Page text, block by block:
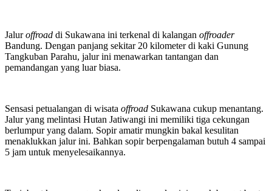
Jaluroffroad di Sukawana ini terkenal di kalangan offroader
Bandung. Dengan panjang sekitar 20 kilometer di kaki Gunung
Tangkuban Parahu, jalur ini menawarkan tantangan dan
pemandangan yang luar biasa.
Sensasi petualangan di wisata offroad Sukawana cukup menantang.
Jalur yang melintasi Hutan Jatiwangi ini memiliki tiga cekungan
berlumpur yang dalam. Sopir amatir mungkin bakal kesulitan
menaklukkan jalur ini. Bahkan sopir berpengalaman butuh 4 sampai
5 jam untuk menyelesaikannya.